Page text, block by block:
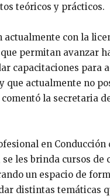
teóricos y prácticos.
con la
permitan avanzar
capacitaciones para
que actualmente no
la secretaria
en Conducción
les brinda cursos de
un espacio de
distintas temáticas